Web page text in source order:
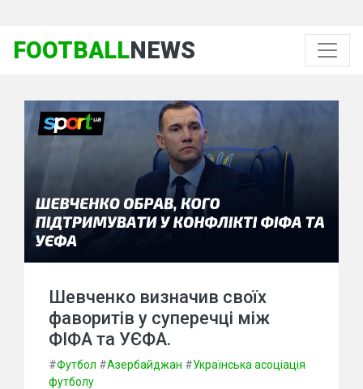
FOOTBALLNEWS
Шевченко визначив своїх
фаворитів у суперечці між
ФІФА та УЄФА.
#Футбол #Азербайджан #Українська асоціація
футболу